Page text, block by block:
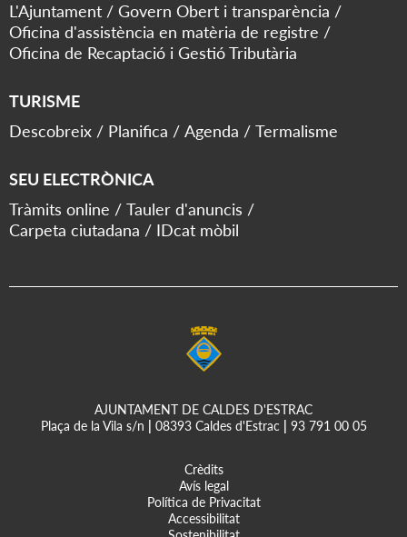
L'Ajuntament
Govern Obert i transparència
Oficina d'assistència en matèria de registre
Oficina de Recaptació i Gestió Tributària
TURISME
Descobreix
Planifica Agenda Termalisme
SEU ELECTRÒNICA
Tràmits online
Tauler d'anuncis
Carpeta ciutadana
IDcat mòbil
AJUNTAMENT DE CALDES D'ESTRAC
Plaça de la Vila s/n
08393 Caldes d'Estrac 93 791 00 05
Crèdits
Avís legal
Política de Privacitat
Accessibilitat